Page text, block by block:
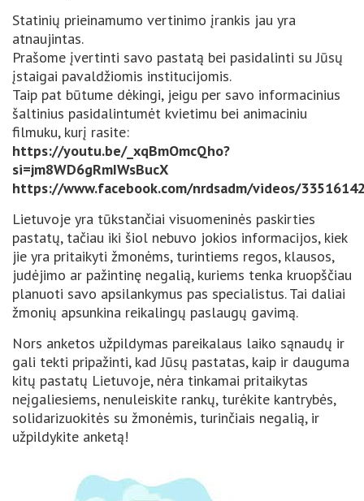
Statinių prieinamumo vertinimo įrankis jau yra
atnaujintas.
Prašome įvertinti savo pastatą bei pasidalinti su Jūsų
įstaigai pavaldžiomis institucijomis.
Taip pat būtume dėkingi, jeigu per savo informacinius
šaltinius pasidalintumėt kvietimu bei animaciniu
filmuku, kurį rasite:
https://youtu.be/_xqBmOmcQho?
si=jm8WD6gRmIWsBucX
https://www.facebook.com/nrdsadm/videos/
Lietuvoje yra tūkstančiai visuomeninės paskirties
pastatų, tačiau iki šiol nebuvo jokios informacijos, kiek
jie yra pritaikyti žmonėms, turintiems regos, klausos,
judėjimo ar pažintinę negalią, kuriems tenka kruopščiau
planuoti savo apsilankymus pas specialistus. Tai daliai
žmonių apsunkina reikalingų paslaugų gavimą.
Nors anketos užpildymas pareikalaus laiko sąnaudų ir
gali tekti pripažinti, kad Jūsų pastatas, kaip ir dauguma
kitų pastatų Lietuvoje, nėra tinkamai pritaikytas
neįgaliesiems, nenuleiskite rankų, turėkite kantrybės,
solidarizuokitės su žmonėmis, turinčiais negalią, ir
užpildykite anketą!